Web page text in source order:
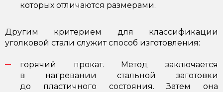
которых отличаются размерами.
Другим критерием для классификации
уголковой стали служит способ изготовления:
горячий прокат. Метод заключается
в нагревании стальной заготовки
до пластичного состояния. Затем она